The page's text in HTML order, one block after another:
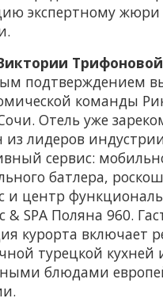
экспертному
Трифоновой
подтверждением
команды
Отель уже
из лидеров
сервис:
батлера,
и центр
& SPA Поляна 960.
курорта включает
турецкой кухней
блюдами